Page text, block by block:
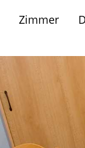
Zimmer